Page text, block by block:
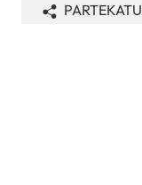
PARTEKATU